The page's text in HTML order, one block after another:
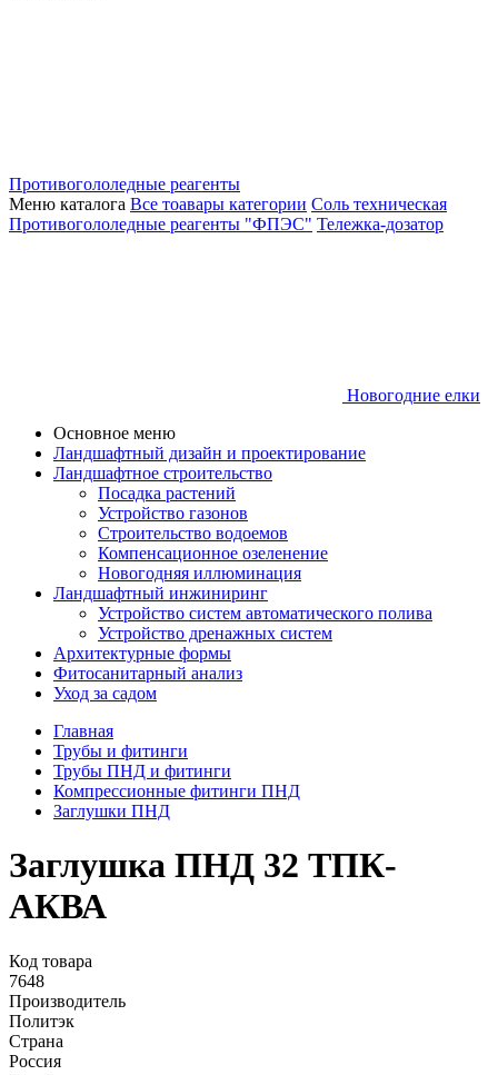
Противогололедные реагенты
Меню каталога Все тоавары категории Соль техническая
Противогололедные реагенты "ФПЭС" Тележка-дозатор
Новогодние елки
Основное меню
Ландшафтный дизайн и проектирование
Ландшафтное строительство
Посадка растений
Устройство газонов
Строительство водоемов
Компенсационное озеленение
Новогодняя иллюминация
Ландшафтный инжиниринг
Устройство систем автоматического полива
Устройство дренажных систем
Aрхитектурные формы
Фитосанитарный анализ
Уход за садом
Главная
Трубы и фитинги
Трубы ПНД и фитинги
Компрессионные фитинги ПНД
Заглушки ПНД
Заглушка ПНД 32 ТПК-
АКВА
Код товара
7648
Производитель
Политэк
Страна
Россия